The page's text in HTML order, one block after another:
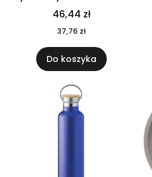
nierdzewnej
pochodzącej z
recyklingu 520 ml 94294
46,44 zł
37,76 zł
Do koszyka